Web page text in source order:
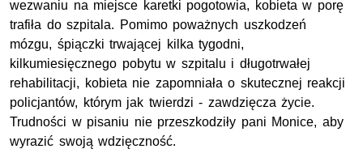
wezwaniu na miejsce karetki pogotowia, kobieta w porę
trafiła do szpitala. Pomimo poważnych uszkodzeń
mózgu, śpiączki trwającej kilka tygodni,
kilkumiesięcznego pobytu w szpitalu i długotrwałej
rehabilitacji, kobieta nie zapomniała o skutecznej reakcji
policjantów, którym jak twierdzi - zawdzięcza życie.
Trudności w pisaniu nie przeszkodziły pani Monice, aby
wyrazić swoją wdzięczność.